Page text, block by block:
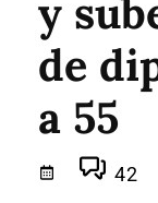
y
de
a 55
42